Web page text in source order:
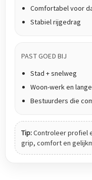
Comfortabel voor
Stabiel rijgedrag
PAST GOED BIJ
Stad + snelweg
Woon-werk en
Bestuurders die
Tip:Controleer profiel
grip, comfort en